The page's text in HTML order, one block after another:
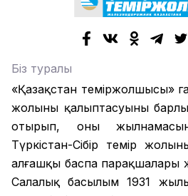
Біз туралы
«Қазақстан теміржолшысы»
жолының қалыптасуының
отырып, оның
Түркістан-Сібір темір
алғашқы баспа парақшалары
Салалық басылым 1931